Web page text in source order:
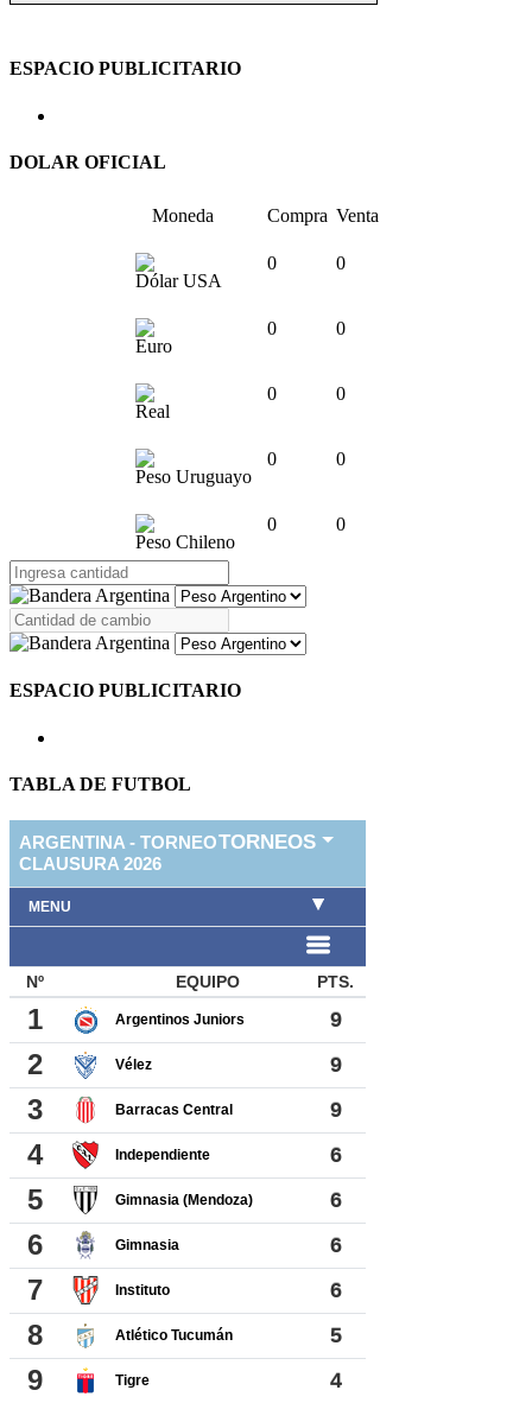
ESPACIO PUBLICITARIO
DOLAR OFICIAL
Moneda Compra Venta
Dólar USA
0 0
Euro
0 0
Real
0 0
Peso Uruguayo
0 0
Peso Chileno
0 0
ESPACIO PUBLICITARIO
TABLA DE FUTBOL